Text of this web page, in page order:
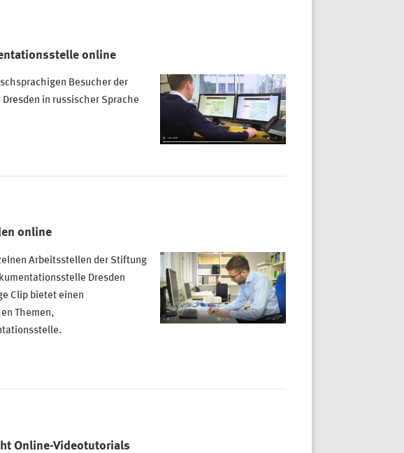
online
Besucher der
in russischer Sprache
online
Arbeitsstellen der Stiftung
Dresden
Clip bietet einen
Themen,
Online-Videotutorials